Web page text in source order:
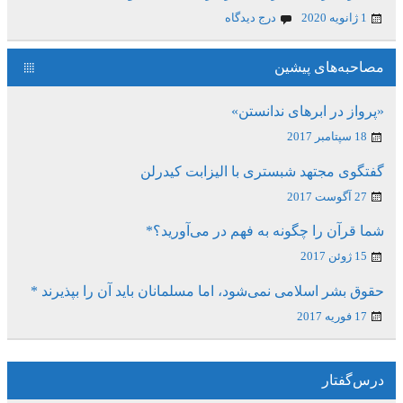
1 ژانویه 2020 درج دیدگاه
مصاحبه‌های پیشین
«پرواز در ابرهای ندانستن»
18 سپتامبر 2017
گفتگوی مجتهد شبستری با الیزابت کیدرلن
27 آگوست 2017
شما قرآن را چگونه به فهم در می‌آورید؟*
15 ژوئن 2017
حقوق بشر اسلامی نمی‌شود، اما مسلمانان باید آن را بپذیرند *
17 فوریه 2017
درس‌گفتار